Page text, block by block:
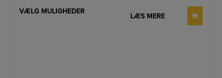
knive: Originale Hu
VÆLG MULIGHEDER
LÆS MERE